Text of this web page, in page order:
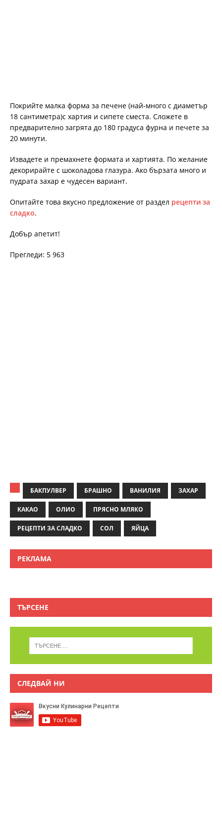
Покрийте малка форма за печене (най-много с диаметър
18 сантиметра)с хартия и сипете сместа. Сложете в
предварително загрята до 180 градуса фурна и печете за
20 минути.
Извадете и премахнете формата и хартията. По желание
декорирайте с шоколадова глазура. Ако бързата много и
пудрата захар е чудесен вариант.
Опитайте това вкусно предложение от раздел рецепти за
сладко.
Добър апетит!
Прегледи: 5 963
БАКПУЛВЕР БРАШНО ВАНИЛИЯ ЗАХАР
КАКАО ОЛИО ПРЯСНО МЛЯКО
РЕЦЕПТИ ЗА СЛАДКО СОЛ ЯЙЦА
РЕКЛАМА
ТЪРСЕНЕ
СЛЕДВАЙ НИ